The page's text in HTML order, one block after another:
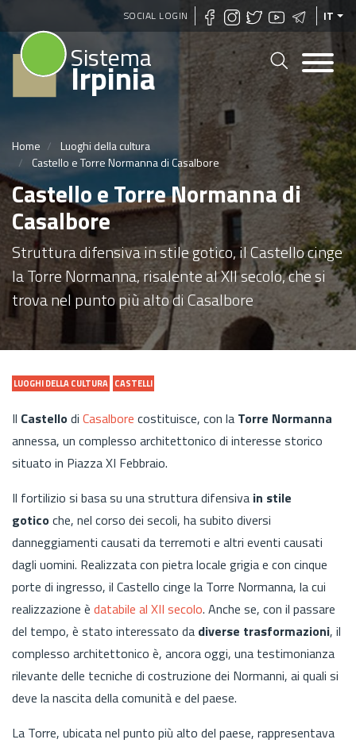
Salta
al
contenuto
principale
SOCIAL LOGIN IT
Sistema
Irpinia
Home
Luoghi della cultura
Castello e Torre Normanna di Casalbore
Castello e Torre Normanna di
Casalbore
Struttura difensiva in stile gotico, il Castello cinge
la Torre Normanna, risalente al XII secolo, che si
trova nel punto più alto di Casalbore
LUOGHI DELLA CULTURA CASTELLI
Il Castellodi Casalbore costituisce, con la Torre Normanna
annessa, un complesso architettonico di interesse storico
situato in Piazza XI Febbraio.
Il fortilizio si basa su una struttura difensiva in stile
goticoche, nel corso dei secoli, ha subito diversi
danneggiamenti causati da terremoti e altri eventi causati
dagli uomini. Realizzata con pietra locale grigia e con cinque
porte di ingresso, il Castello cinge la Torre Normanna, la cui
realizzazione è databile al XII secolo. Anche se, con il passare
del tempo, è stato interessato da diverse trasformazioni, il
complesso architettonico è, ancora oggi, una testimonianza
rilevante delle tecniche di costruzione dei Normanni, ai quali si
deve la nascita della comunità e del paese.
La Torre, ubicata nel punto più alto del paese, rappresentava